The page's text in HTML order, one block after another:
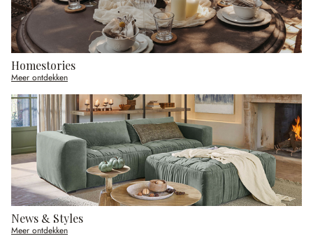
Homestories
Meer ontdekken
News & Styles
Meer ontdekken